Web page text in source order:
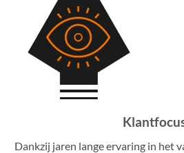
Dankzij jaren lange ervaring in het